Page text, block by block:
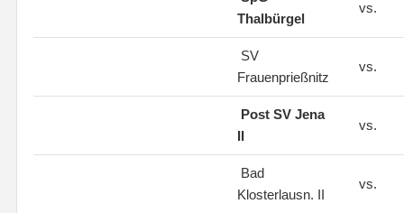
Thalbürgel
vs.
SV
Frauenprießnitz
vs.
Post SV Jena
II
vs.
Bad
Klosterlausn. II
vs.